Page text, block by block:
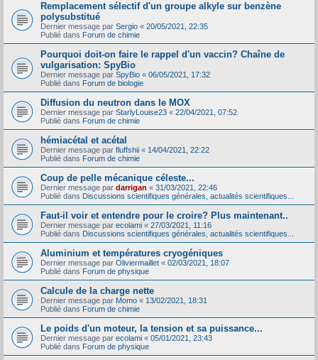
Remplacement sélectif d'un groupe alkyle sur benzène
polysubstitué
Dernier message par Sergio « 20/05/2021, 22:35
Publié dans Forum de chimie
Pourquoi doit-on faire le rappel d'un vaccin? Chaîne de
vulgarisation: SpyBio
Dernier message par SpyBio « 06/05/2021, 17:32
Publié dans Forum de biologie
Diffusion du neutron dans le MOX
Dernier message par StarlyLouise23 « 22/04/2021, 07:52
Publié dans Forum de chimie
hémiacétal et acétal
Dernier message par fluffshii « 14/04/2021, 22:22
Publié dans Forum de chimie
Coup de pelle mécanique céleste...
Dernier message par darrigan « 31/03/2021, 22:46
Publié dans Discussions scientifiques générales, actualités scientifiques...
Faut-il voir et entendre pour le croire? Plus maintenant..
Dernier message par ecolami « 27/03/2021, 11:16
Publié dans Discussions scientifiques générales, actualités scientifiques...
Aluminium et températures cryogéniques
Dernier message par Oliviermaillet « 02/03/2021, 18:07
Publié dans Forum de physique
Calcule de la charge nette
Dernier message par Momo « 13/02/2021, 18:31
Publié dans Forum de chimie
Le poids d'un moteur, la tension et sa puissance...
Dernier message par ecolami « 05/01/2021, 23:43
Publié dans Forum de physique